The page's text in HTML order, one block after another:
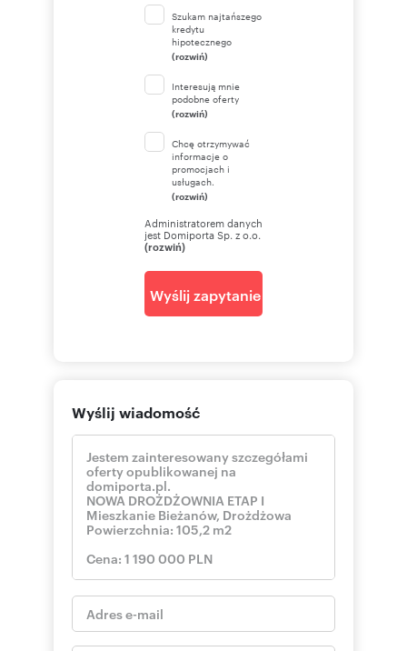
Szukam najtańszego
kredytu
hipotecznego
(rozwiń)
Interesują mnie
podobne oferty
(rozwiń)
Chcę otrzymywać
informacje o
promocjach i
usługach.
(rozwiń)
Administratorem danych
jest Domiporta Sp. z o.o.
(rozwiń)
Wyślij zapytanie
Wyślij wiadomość